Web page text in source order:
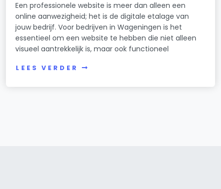
Een professionele website is meer dan alleen een
online aanwezigheid; het is de digitale etalage van
jouw bedrijf. Voor bedrijven in Wageningen is het
essentieel om een website te hebben die niet alleen
visueel aantrekkelijk is, maar ook functioneel
LEES VERDER